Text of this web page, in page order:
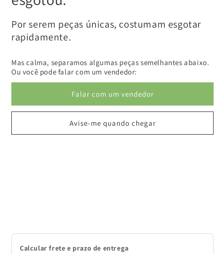
Por serem peças únicas, costumam esgotar
rapidamente.
Mas calma, separamos algumas peças semelhantes abaixo.
Ou você pode falar com um vendedor:
Falar com um vendedor
Avise-me quando chegar
Calcular frete e prazo de entrega